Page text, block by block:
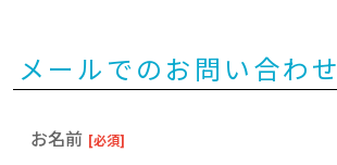
メールでのお問い合わせ
お名前 [必須]